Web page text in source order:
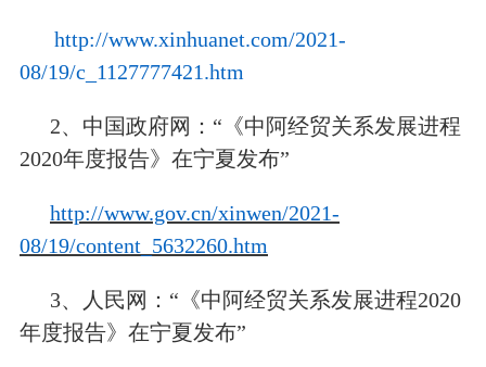
http://www.xinhuanet.com/2021-
08/19/c_1127777421.htm
2、中国政府网：“ 《中阿经贸关系发展进程
2020年度报告》在宁夏发布”
http://www.gov.cn/xinwen/2021-
08/19/content_5632260.htm
3、人民网：“ 《中阿经贸关系发展进程2020
年度报告》在宁夏发布”